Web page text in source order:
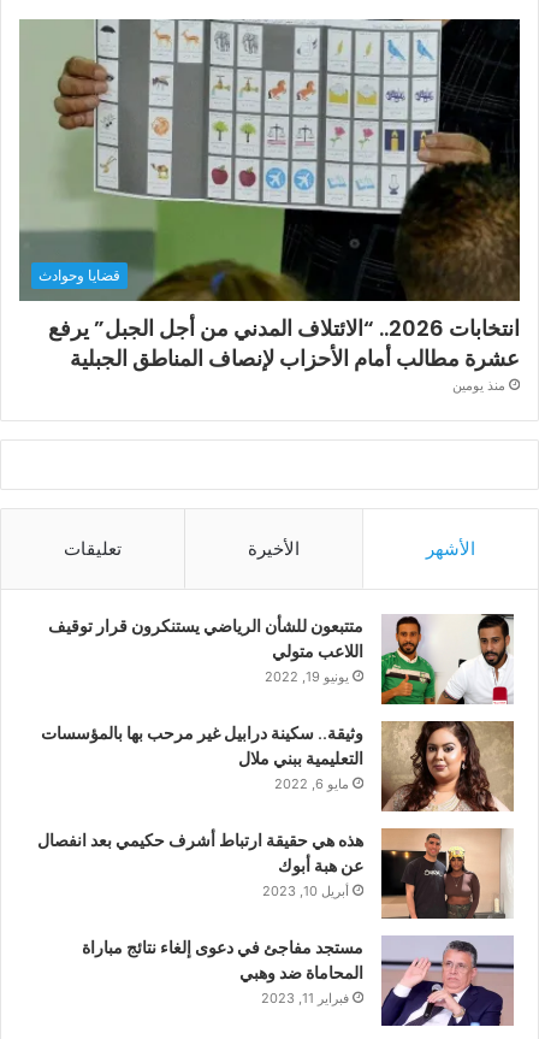
قضايا وحوادث
انتخابات 2026.. “الائتلاف المدني من أجل الجبل” يرفع
عشرة مطالب أمام الأحزاب لإنصاف المناطق الجبلية
منذ يومين
الأشهر الأخيرة تعليقات
متتبعون للشأن الرياضي يستنكرون قرار توقيف
اللاعب متولي
يونيو 19, 2022
وثيقة.. سكينة درابيل غير مرحب بها بالمؤسسات
التعليمية ببني ملال
مايو 6, 2022
هذه هي حقيقة ارتباط أشرف حكيمي بعد انفصال
عن هبة أبوك
أبريل 10, 2023
مستجد مفاجئ في دعوى إلغاء نتائج مباراة
المحاماة ضد وهبي
فبراير 11, 2023